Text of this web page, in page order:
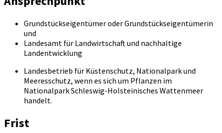
Grundstückseigentümer oder Grundstückseigentümerin
und
Landesamt für Landwirtschaft und nachhaltige
Landentwicklung
Landesbetrieb für Küstenschutz, Nationalpark und
Meeresschutz, wenn es sich um Pflanzen im
Nationalpark Schleswig-Holsteinisches Wattenmeer
handelt.
Frist